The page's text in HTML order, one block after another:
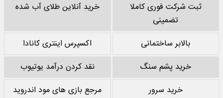
ثبت شرکت فوری کاملا
تضمینی
خرید آنلاین طلای آب شده
بالابر ساختمانی
اکسپرس اینتری کانادا
خرید پشم سنگ
نقد کردن درآمد یوتیوب
خرید سرور
مرجع بازی های مود اندروید